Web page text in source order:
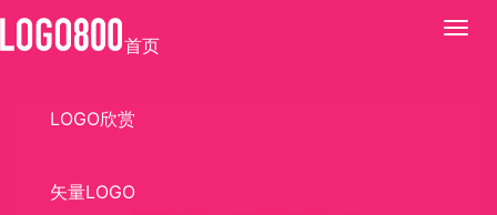
展
首页
LOGO欣赏
矢量LOGO